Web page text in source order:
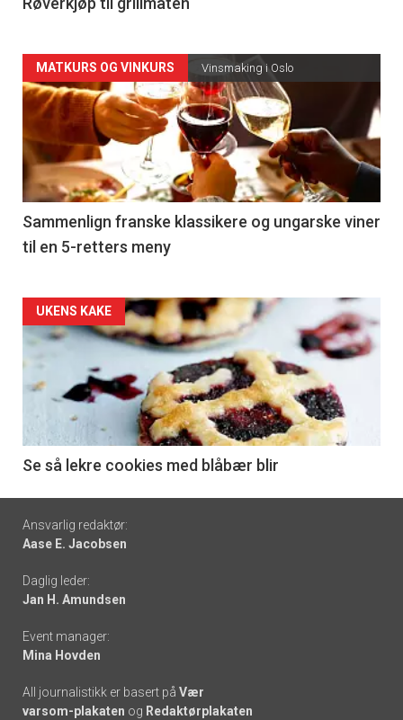
Forsiden
akkurat
nå
-
5
MATKURS OG VINKURS Vinsmaking i Oslo
Sammenlign franske klassikere og ungarske viner
til en 5-retters meny
Forsiden
akkurat
nå
6
UKENS KAKE
Se så lekre cookies med blåbær blir
Footer
-
links
Ansvarlig redaktør:
Aase E. Jacobsen
Daglig leder:
Jan H. Amundsen
Event manager:
Mina Hovden
All journalistikk er basert på Vær
varsom-plakaten og Redaktørplakaten